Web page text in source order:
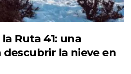
Ruta 41: una
descubrir la nieve en